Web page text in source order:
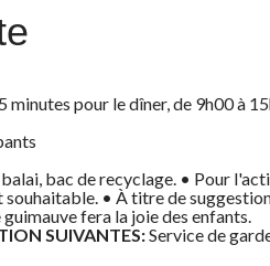
minutes pour le dîner, de 9h00 à
bac de recyclage. • Pour
• À titre de
fera la joie des enfants.
SUIVANTES:Service de